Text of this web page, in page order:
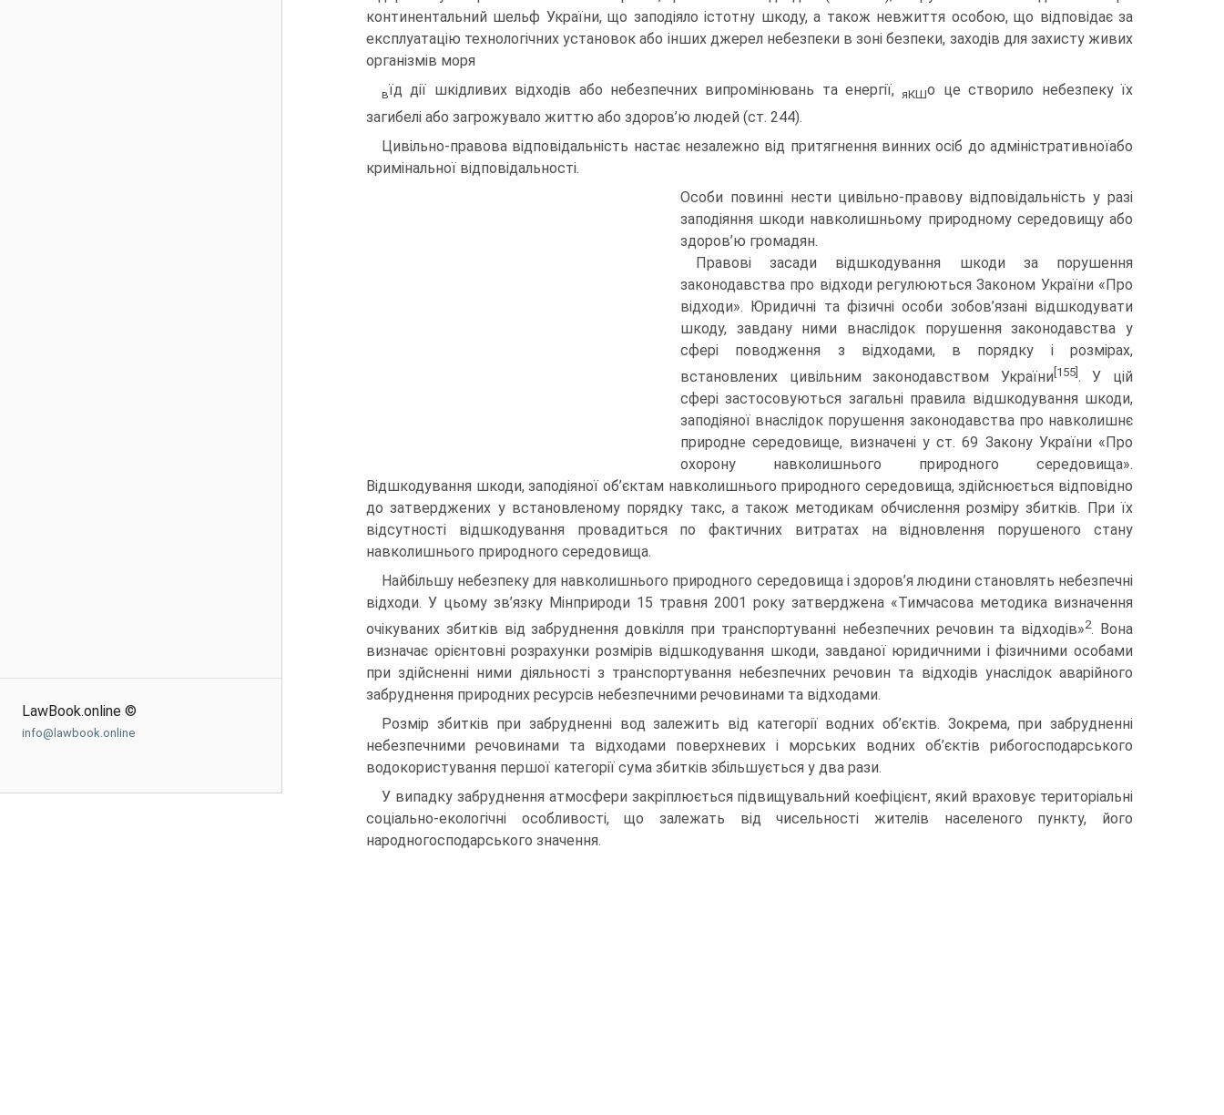
LawBook.online ©
info@lawbook.online
континентальний шельф України, що заподіяло істотну шкоду, а також невжиття особою, що відповідає за
експлуатацію технологічних установок або інших джерел небезпеки в зоні безпеки, заходів для захисту живих
організмів моря
вїд дії шкідливих відходів або небезпечних випромінювань та енергії, яКШо це створило небезпеку їх
загибелі або загрожувало життю або здоров’ю людей (ст. 244).
Цивільно-правова відповідальність настає незалежно від притягнення винних осіб до адміністративноїабо
кримінальної відповідальності.
Особи повинні нести цивільно-правову відповідальність у разі
заподіяння шкоди навколишньому природному середовищу або
здоров’ю громадян.
Правові засади відшкодування шкоди за порушення
законодавства про відходи регулюються Законом України «Про
відходи». Юридичні та фізичні особи зобов’язані відшкодувати
шкоду, завдану ними внаслідок порушення законодавства у
сфері поводження з відходами, в порядку і розмірах,
встановлених цивільним законодавством України [155]. У цій
сфері застосовуються загальні правила відшкодування шкоди,
заподіяної внаслідок порушення законодавства про навколишнє
природне середовище, визначені у ст. 69 Закону України «Про
охорону навколишнього природного середовища».
Відшкодування шкоди, заподіяної об’єктам навколишнього природного середовища, здійснюється відповідно
до затверджених у встановленому порядку такс, а також методикам обчислення розміру збитків. При їх
відсутності відшкодування провадиться по фактичних витратах на відновлення порушеного стану
навколишнього природного середовища.
Найбільшу небезпеку для навколишнього природного середовища і здоров’я людини становлять небезпечні
відходи. У цьому зв’язку Мінприроди 15 травня 2001 року затверджена «Тимчасова методика визначення
очікуваних збитків від забруднення довкілля при транспортуванні небезпечних речовин та відходів»2. Вона
визначає орієнтовні розрахунки розмірів відшкодування шкоди, завданої юридичними і фізичними особами
при здійсненні ними діяльності з транспортування небезпечних речовин та відходів унаслідок аварійного
забруднення природних ресурсів небезпечними речовинами та відходами.
Розмір збитків при забрудненні вод залежить від категорії водних об’єктів. Зокрема, при забрудненні
небезпечними речовинами та відходами поверхневих і морських водних об’єктів рибогосподарського
водокористування першої категорії сума збитків збільшується у два рази.
У випадку забруднення атмосфери закріплюється підвищувальний коефіцієнт, який враховує територіальні
соціально-екологічні особливості, що залежать від чисельності жителів населеного пункту, його
народногосподарського значення.